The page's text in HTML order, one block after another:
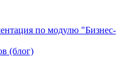
по модулю "Бизнес-
(блог)